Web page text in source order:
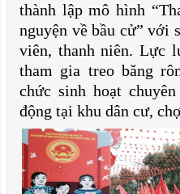
thành lập mô hình
nguyện về bầu cử” với
viên, thanh niên. Lực
tham gia treo băng
chức sinh hoạt
động tại khu dân cư,